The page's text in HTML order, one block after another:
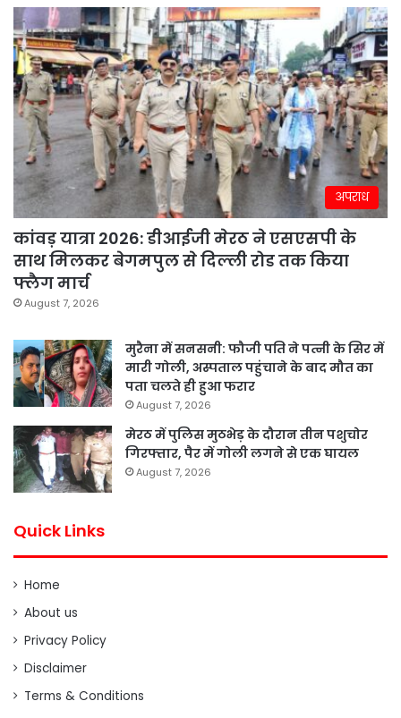
अपराध
कांवड़ यात्रा 2026: डीआईजी मेरठ ने एसएसपी के
साथ मिलकर बेगमपुल से दिल्ली रोड तक किया
फ्लैग मार्च
August 7, 2026
मुरैना में सनसनी: फौजी पति ने पत्नी के सिर में
मारी गोली, अस्पताल पहुंचाने के बाद मौत का
पता चलते ही हुआ फरार
August 7, 2026
मेरठ में पुलिस मुठभेड़ के दौरान तीन पशुचोर
गिरफ्तार, पैर में गोली लगने से एक घायल
August 7, 2026
Quick Links
Home
About us
Privacy Policy
Disclaimer
Terms & Conditions